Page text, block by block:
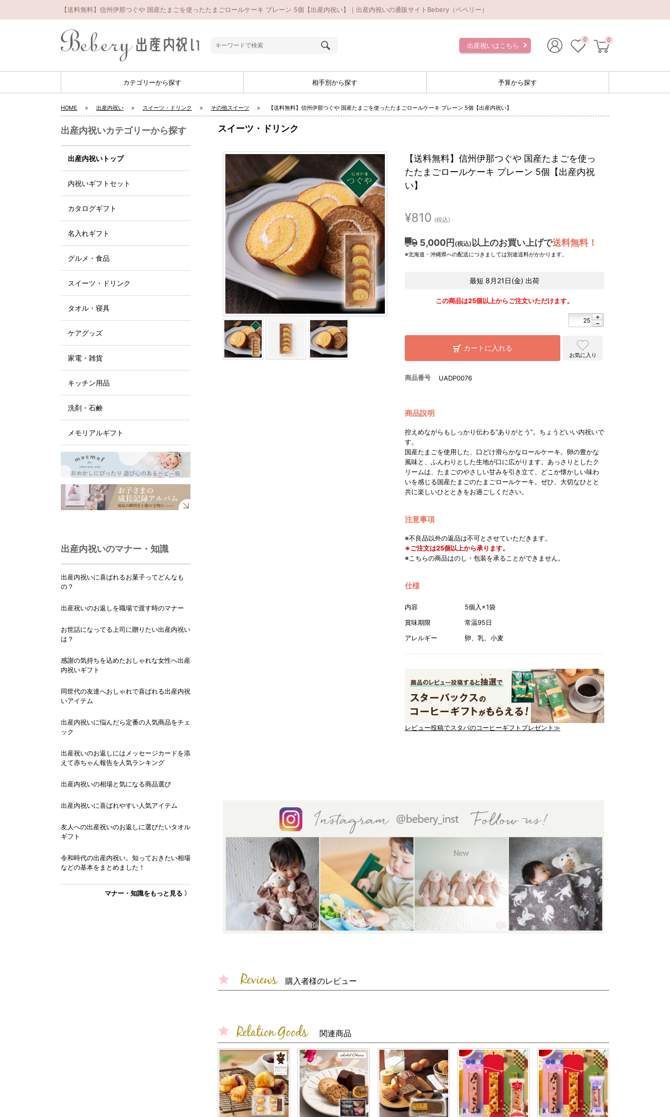
【送料無料】信州伊那つぐや 国産たまごを使ったたまごロールケーキ プレーン 5個【出産内祝い】｜出産内祝いの通販サイトBebery（ベベリー）
出産祝いはこちら
0 0
カテゴリーから探す 相手別から探す 予算から探す
HOME 出産内祝い スイーツ・ドリンク その他スイーツ 【送料無料】信州伊那つぐや 国産たまごを使ったたまごロールケーキ プレーン 5個【出産内祝い】
スイーツ・ドリンク
【送料無料】信州伊那つぐや 国産たまごを使っ
たたまごロールケーキ プレーン 5個【出産内祝
い】
¥810 (税込)
5,000円 (税込) 以上のお買い上げで送料無料！
※北海道・沖縄県への配送につきましては別途送料がかかります。
最短 8月21日(金) 出荷
この商品は25個以上からご注文いただけます。
カートに入れる
お気に入り
商品番号 UADP0076
商品説明
控えめながらもしっかり伝わる“ありがとう”。ちょうどいい内祝いで
す。
国産たまごを使用した、口どけ滑らかなロールケーキ。卵の豊かな
風味と、ふんわりとした生地が口に広がります。あっさりとしたク
リームは、たまごのやさしい甘みを引き立て、どこか懐かしい味わ
いを感じる国産たまごのたまごロールケーキ。ぜひ、大切なひとと
共に楽しいひとときをお過ごしください。
注意事項
※不良品以外の返品は不可とさせていただきます。
※ご注文は25個以上から承ります。
※こちらの商品はのし・包装を承ることができません。
仕様
内容
5個入×1袋
賞味期限
常温95日
アレルギー
卵、乳、小麦
レビュー投稿でスタバのコーヒーギフトプレゼント≫
購入者様のレビュー
関連商品
出産内祝いカテゴリーから探す
出産内祝いトップ
内祝いギフトセット
カタログギフト
名入れギフト
グルメ・食品
スイーツ・ドリンク
タオル・寝具
ケアグッズ
家電・雑貨
キッチン用品
洗剤・石鹸
メモリアルギフト
出産内祝いのマナー・知識
出産内祝いに喜ばれるお菓子ってどんなも
の？
出産祝いのお返しを職場で渡す時のマナー
お世話になってる上司に贈りたい出産内祝い
は？
感謝の気持ちを込めたおしゃれな女性へ出産
内祝いギフト
同世代の友達へおしゃれで喜ばれる出産内祝
いアイテム
出産内祝いに悩んだら定番の人気商品をチェ
ック
出産祝いのお返しにはメッセージカードを添
えて赤ちゃん報告を人気ランキング
出産内祝いの相場と気になる商品選び
出産内祝いに喜ばれやすい人気アイテム
友人への出産祝いのお返しに選びたいタオル
ギフト
令和時代の出産内祝い。知っておきたい相場
などの基本をまとめました！
マナー・知識をもっと見る 〉